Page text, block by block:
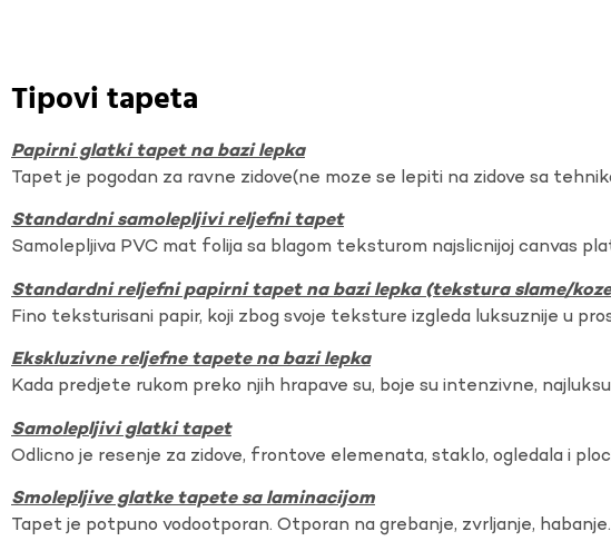
Tipovi tapeta
Papirni glatki tapet na bazi lepka
Tapet je pogodan za ravne zidove(ne moze se lepiti na zidove sa
Standardni samolepljivi reljefni tapet
Samolepljiva PVC mat folija sa blagom teksturom najslicnijoj canvas
Standardni reljefni papirni tapet na bazi lepka (tekstura slame/
Fino teksturisani papir, koji zbog svoje teksture izgleda luksuznije u
Ekskluzivne reljefne tapete na bazi lepka
Kada predjete rukom preko njih hrapave su, boje su intenzivne,
Samolepljivi glatki tapet
Odlicno je resenje za zidove, frontove elemenata, staklo, ogledala i
Smolepljive glatke tapete sa laminacijom
Tapet je potpuno vodootporan. Otporan na grebanje, zvrljanje, habanje.